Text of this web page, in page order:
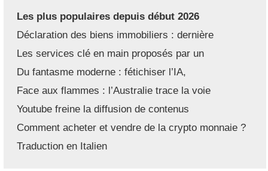
Les plus populaires depuis début 2026
Déclaration des biens immobiliers : dernière
Les services clé en main proposés par un
Du fantasme moderne : fétichiser l’IA,
Face aux flammes : l’Australie trace la voie
Youtube freine la diffusion de contenus
Comment acheter et vendre de la crypto monnaie ?
Traduction en Italien